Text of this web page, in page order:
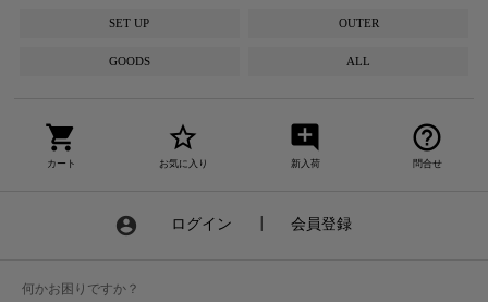
SET UP OUTER
GOODS ALL
shopping_cart
カート
star_border
お気に入り
add_comment
新入荷
help_outline
問合せ
account_circle ログイン 会員登録
何かお困りですか？